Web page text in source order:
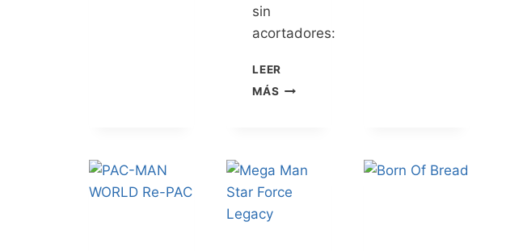
sin
acortadores:
LEER
MÁS